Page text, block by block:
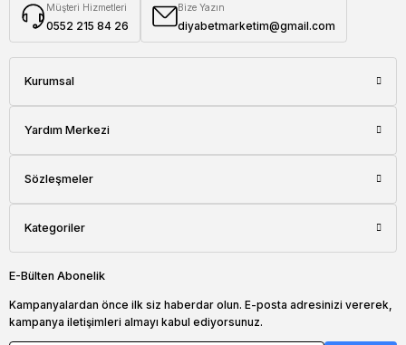
Müşteri Hizmetleri
0552 215 84 26
Bize Yazın
diyabetmarketim@gmail.com
Kurumsal
Yardım Merkezi
Sözleşmeler
Kategoriler
E-Bülten Abonelik
Kampanyalardan önce ilk siz haberdar olun. E-posta adresinizi vererek,
kampanya iletişimleri almayı kabul ediyorsunuz.